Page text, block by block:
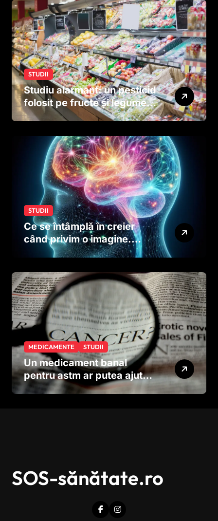
STUDII
Studiu alarmant: un pesticid
folosit pe fructe și legume
ar putea afecta dezvoltarea
dinainte de naștere
STUDII
Ce se întâmplă în creier
când privim o imagine.
Studiul care explică rolul
MEDICAMENTE STUDII
Un medicament banal
pentru astm ar putea ajuta
în lupta împotriva
SOS-sănătate.ro